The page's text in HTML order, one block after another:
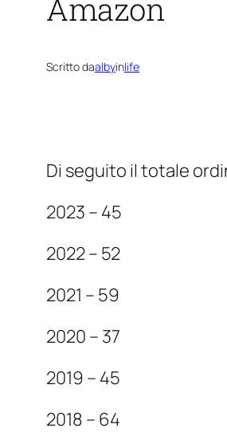
Amazon
Scritto daalbyinlife
Di seguito il totale
2023 – 45
2022 – 52
2021 – 59
2020 – 37
2019 – 45
2018 – 64